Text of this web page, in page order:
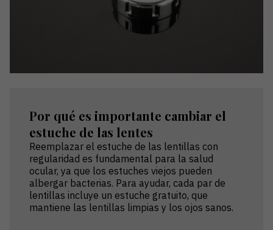
Por qué es importante cambiar el
estuche de las lentes
Reemplazar el estuche de las lentillas con
regularidad es fundamental para la salud
ocular, ya que los estuches viejos pueden
albergar bacterias. Para ayudar, cada par de
lentillas incluye un estuche gratuito, que
mantiene las lentillas limpias y los ojos sanos.